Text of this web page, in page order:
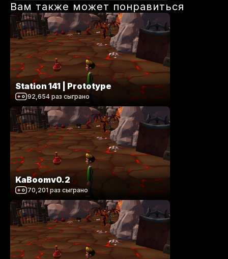
Вам также может понравиться
Station 141 | Prototype
92,654 раз сыграно
KaBoomv0.2
70,201 раз сыграно